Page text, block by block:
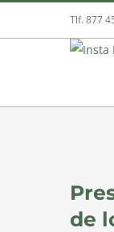
Tlf. 877
de